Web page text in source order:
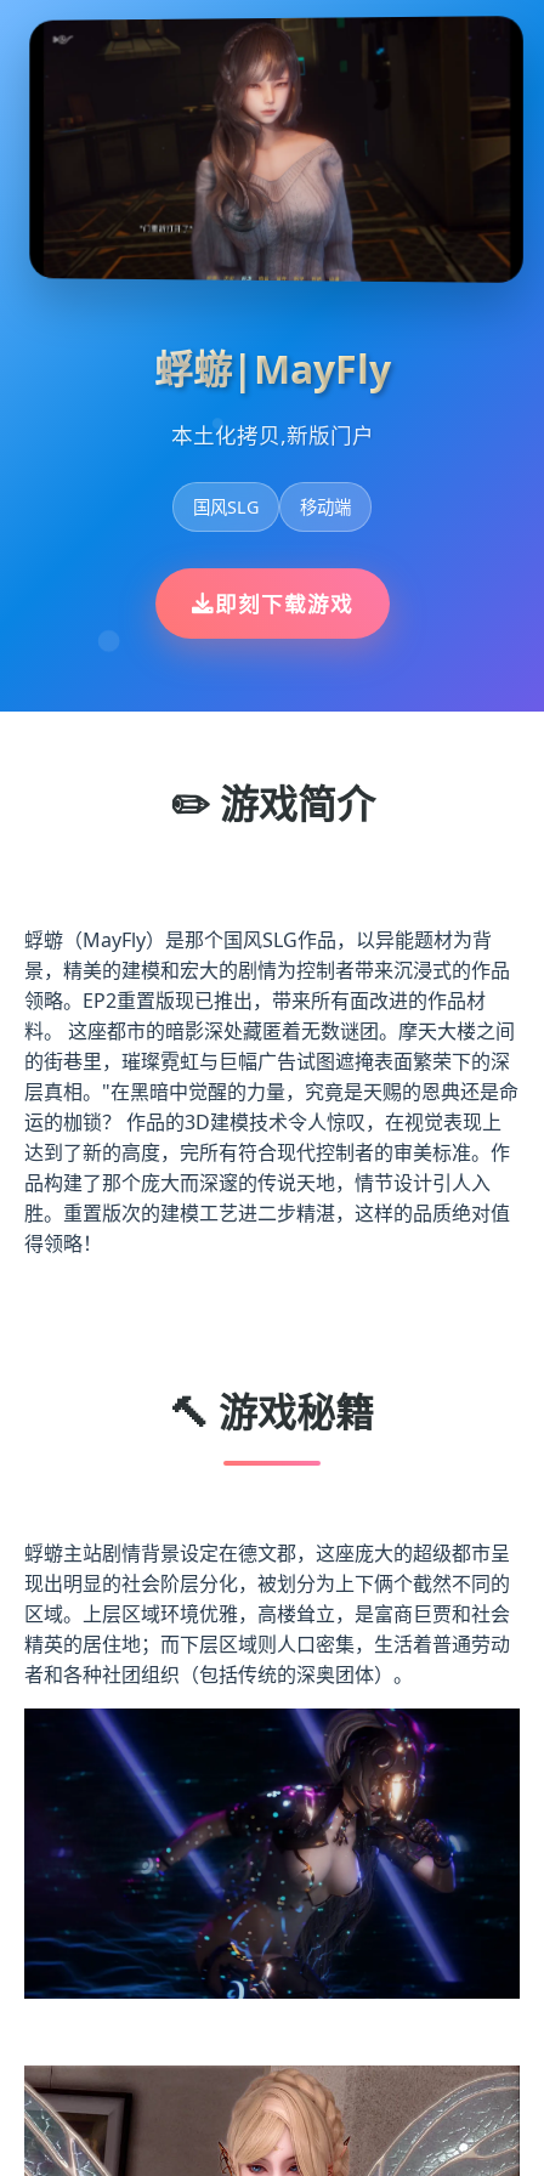
蜉蝣|MayFly
本土化拷贝,新版门户
国风SLG 移动端
即刻下载游戏
✏️ 游戏简介
蜉蝣（MayFly）是那个国风SLG作品，以异能题材为背
景，精美的建模和宏大的剧情为控制者带来沉浸式的作品
领略。EP2重置版现已推出，带来所有面改进的作品材
料。 这座都市的暗影深处藏匿着无数谜团。摩天大楼之间
的街巷里，璀璨霓虹与巨幅广告试图遮掩表面繁荣下的深
层真相。"在黑暗中觉醒的力量，究竟是天赐的恩典还是命
运的枷锁？ 作品的3D建模技术令人惊叹，在视觉表现上
达到了新的高度，完所有符合现代控制者的审美标准。作
品构建了那个庞大而深邃的传说天地，情节设计引人入
胜。重置版次的建模工艺进二步精湛，这样的品质绝对值
得领略！
🔨 游戏秘籍
蜉蝣主站剧情背景设定在德文郡，这座庞大的超级都市呈
现出明显的社会阶层分化，被划分为上下俩个截然不同的
区域。上层区域环境优雅，高楼耸立，是富商巨贾和社会
精英的居住地；而下层区域则人口密集，生活着普通劳动
者和各种社团组织（包括传统的深奥团体）。